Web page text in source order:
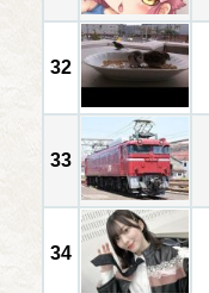
32
33
34